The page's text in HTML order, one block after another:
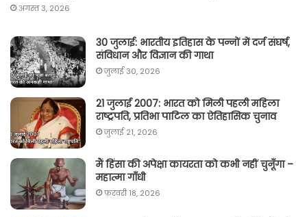
अगस्त 3, 2026
30 जुलाई: भारतीय इतिहास के पन्नों में दर्ज संघर्ष,
संविधान और विज्ञान की गाथा
जुलाई 30, 2026
21 जुलाई 2007: भारत को मिली पहली महिला
राष्ट्रपति, प्रतिभा पाटिल का ऐतिहासिक चुनाव
जुलाई 21, 2026
मैं हिंसा की अपेक्षा कायरता को कभी नहीं चुनूँगा –
महात्मा गाँधी
फ़रवरी 18, 2026